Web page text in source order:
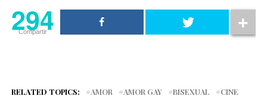
294
Compartir
RELATED TOPICS: AMOR AMOR GAY BISEXUAL CINE